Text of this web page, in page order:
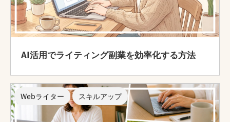
AI活用でライティング副業を効率化する方法
Webライター スキルアップ